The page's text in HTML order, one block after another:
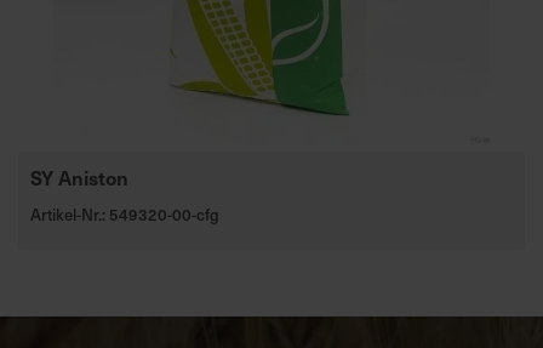
SY Aniston
Artikel-Nr.: 549320-00-cfg